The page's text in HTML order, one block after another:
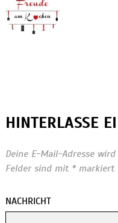
HINTERLASSE
Deine E-Mail-Adresse
Felder sind mit *markiert
NACHRICHT